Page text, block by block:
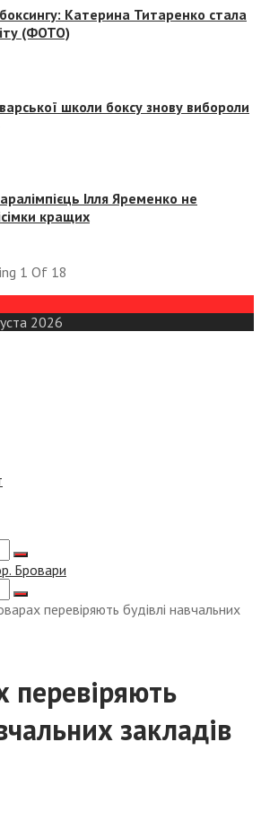
Катерина Титаренко стала
(ФОТО)
школи боксу знову вибороли
Ілля Яременко не
кращих
1 Of 18
2026
перевіряють будівлі навчальних
перевіряють
закладів